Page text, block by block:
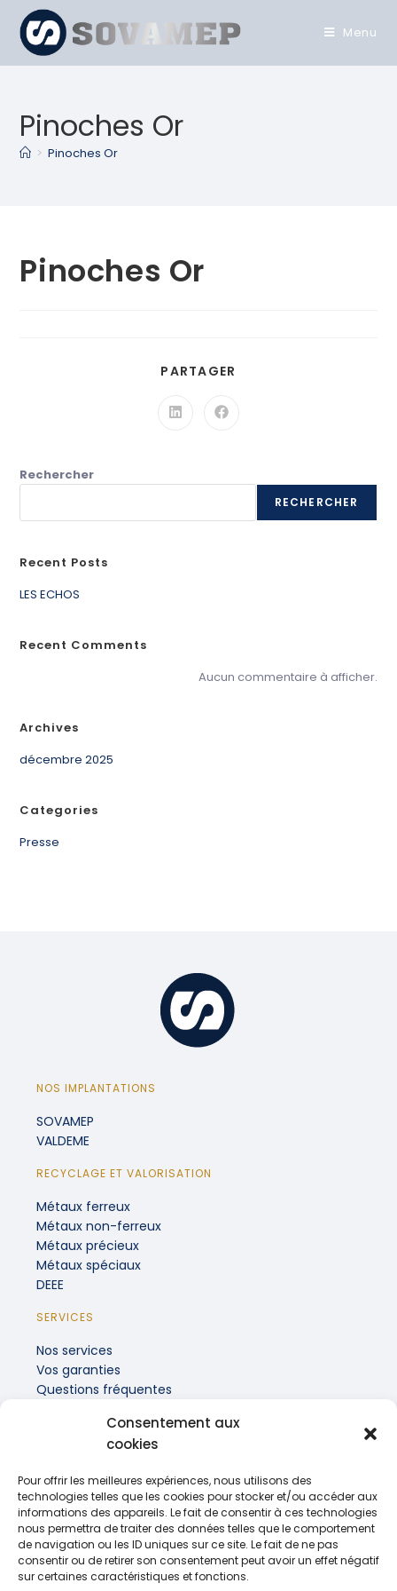
Consentement aux
cookies
Pour offrir les meilleures expériences, nous utilisons des
technologies telles que les cookies pour stocker et/ou accéder aux
informations des appareils. Le fait de consentir à ces technologies
nous permettra de traiter des données telles que le comportement
de navigation ou les ID uniques sur ce site. Le fait de ne pas
consentir ou de retirer son consentement peut avoir un effet négatif
sur certaines caractéristiques et fonctions.
Menu
Pinoches Or
> Pinoches Or
Pinoches Or
PARTAGER
Rechercher
RECHERCHER
Recent Posts
LES ECHOS
Recent Comments
Aucun commentaire à afficher.
Archives
décembre 2025
Categories
Presse
NOS IMPLANTATIONS
SOVAMEP
VALDEME
RECYCLAGE ET VALORISATION
Métaux ferreux
Métaux non-ferreux
Métaux précieux
Métaux spéciaux
DEEE
SERVICES
Nos services
Vos garanties
Questions fréquentes
INFORMATIONS PRATIQUES
Recrutement
Actualités
Contact